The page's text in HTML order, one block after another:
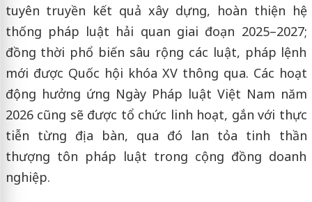
tuyên truyền kết quả xây dựng, hoàn thiện hệ
thống pháp luật hải quan giai đoạn 2025–2027;
đồng thời phổ biến sâu rộng các luật, pháp lệnh
mới được Quốc hội khóa XV thông qua. Các hoạt
động hưởng ứng Ngày Pháp luật Việt Nam năm
2026 cũng sẽ được tổ chức linh hoạt, gắn với thực
tiễn từng địa bàn, qua đó lan tỏa tinh thần
thượng tôn pháp luật trong cộng đồng doanh
nghiệp.